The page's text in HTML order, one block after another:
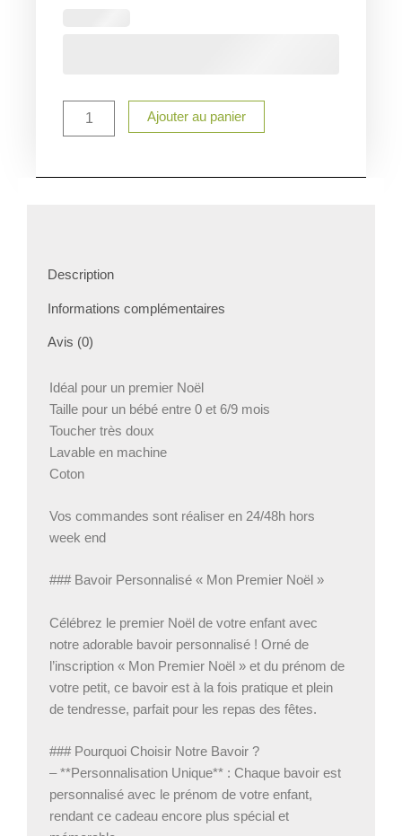
Ajouter au panier
Description
Informations complémentaires
Avis (0)
Idéal pour un premier Noël
Taille pour un bébé entre 0 et 6/9 mois
Toucher très doux
Lavable en machine
Coton
Vos commandes sont réaliser en 24/48h hors
week end
### Bavoir Personnalisé « Mon Premier Noël »
Célébrez le premier Noël de votre enfant avec
notre adorable bavoir personnalisé ! Orné de
l’inscription « Mon Premier Noël » et du prénom de
votre petit, ce bavoir est à la fois pratique et plein
de tendresse, parfait pour les repas des fêtes.
### Pourquoi Choisir Notre Bavoir ?
– **Personnalisation Unique** : Chaque bavoir est
personnalisé avec le prénom de votre enfant,
rendant ce cadeau encore plus spécial et